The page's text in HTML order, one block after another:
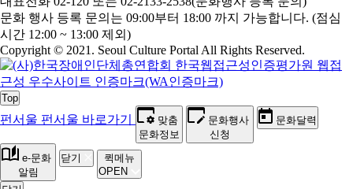
문화 행사 등록 문의는 09:00부터 18:00 까지 가능합니다. (점심
시간 12:00 ~ 13:00 제외)
Copyright © 2021. Seoul Culture Portal All Rights Reserved.
Top
펀서울 펀서울 바로가기
맞춤
문화정보
문화행사
신청
문화달력
e-문화
알림
닫기
퀵메뉴
OPEN